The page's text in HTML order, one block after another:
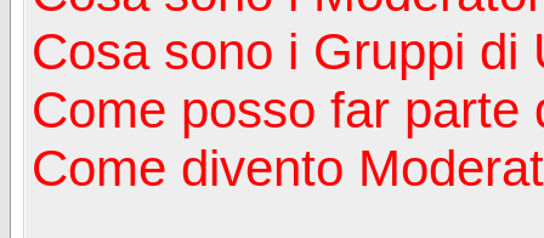
Cosa sono i Gruppi di
Come posso far parte
Come divento